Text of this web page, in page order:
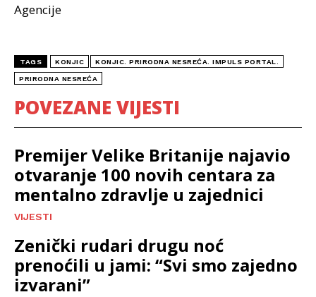
Agencije
TAGS KONJIC KONJIC. PRIRODNA NESREĆA. IMPULS PORTAL.
PRIRODNA NESREĆA
POVEZANE VIJESTI
Premijer Velike Britanije najavio
otvaranje 100 novih centara za
mentalno zdravlje u zajednici
VIJESTI
Zenički rudari drugu noć
prenoćili u jami: “Svi smo zajedno
izvarani”